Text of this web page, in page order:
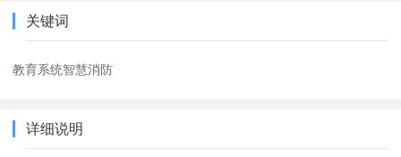
关键词
教育系统智慧消防
详细说明